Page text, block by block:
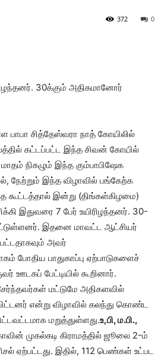
0
372
30க்கும் அதிகமானோர்
பாபா சித்தேஸ்வரா நாத் கோயிலில்
கட்டப்பட்ட இந்த சிவன் கோயில்
நிகழும் இந்த கும்பாபிஷேக
நேற்றும் இந்த விழாவில் பங்கேற்க
கூட்டத்தால் இன்று (திங்கள்கிழமை)
இதுவரை 7 பேர் உயிரிழந்தனர். 30-
இதனை மாவட்ட ஆட்சியர்
அவர்
போதிய பாதுகாப்பு ஏற்பாடுகளைச்
ஊடகப் பேட்டியில் கூறினார்.
மட்டுமே அதிகளவில்
என்று விழாவில் கலந்து கொண்ட
மறுத்துள்ளது.உ,பி, ம.பி.,
முகல்கடி கிராமத்தில் ஜூலை 2-ம்
ஏற்பட்டது. இதில், 112 பெண்கள் உட்பட